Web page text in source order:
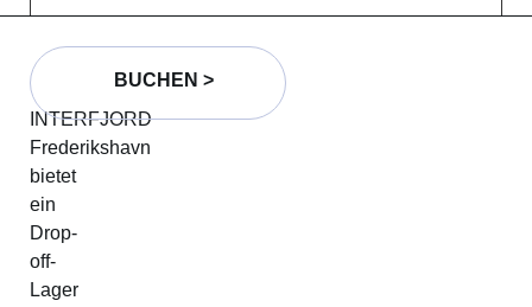
INTERFJORD
Frederikshavn
bietet
ein
Drop-
off-
Lager
BUCHEN >